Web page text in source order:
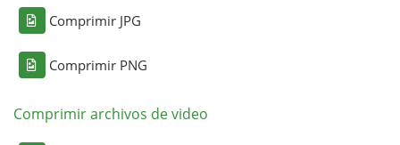
Comprimir JPG
Comprimir PNG
Comprimir archivos de video